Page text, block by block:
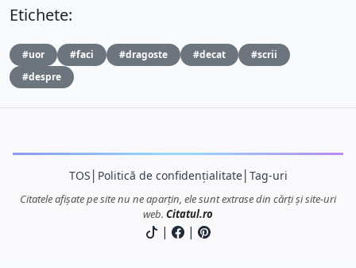
Etichete:
#uor #faci #dragoste #decat
#scrii
#despre
TOS Politică de confidențialitate│ Tag-uri
Citatele afișate pe site nu ne aparțin, ele sunt extrase din cărți și site-uri
web. Citatul.ro
| |